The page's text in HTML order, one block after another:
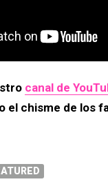
canal de
el chisme de los